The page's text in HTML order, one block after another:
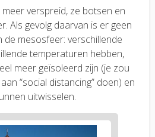
verspreid, ze botsen en
Als gevolg daarvan is er geen
de mesosfeer: verschillende
temperaturen hebben,
meer geïsoleerd zijn (je zou
“social distancing” doen) en
uitwisselen.